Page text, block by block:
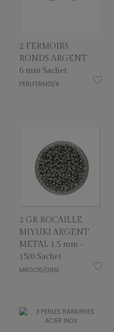
2 FERMOIRS
RONDS ARGENT
6 mm Sachet
PERLFERM01/A
2 GR ROCAILLE
MIYUKI ARGENT
METAL 1.5 mm -
15/0 Sachet
MROC15/0961